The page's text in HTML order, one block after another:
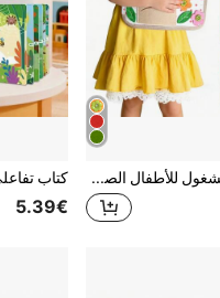
كتاب مونتيسوري المشغول للأطفال الصغار، لعبة تعليمية مبكرة لمرحلة ما قبل المدرسة، هدية للأطفال الصغار، كتاب هادئ لعبة سفر، لوحة ألعاب للأطفال، تحسين المهارات الحركية الدقيقة، لعبة حسية معرفية، هدية عيد ميلاد للأطفال الصغار، عيد الميلاد، عيد الهالوين
5.39€